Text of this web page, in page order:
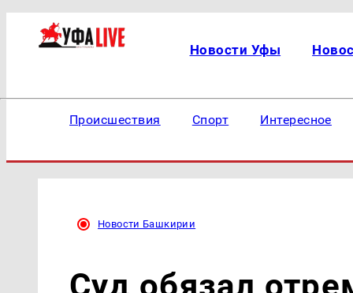
Новости Уфы
Происшествия Спорт Интересное
Новости Башкирии